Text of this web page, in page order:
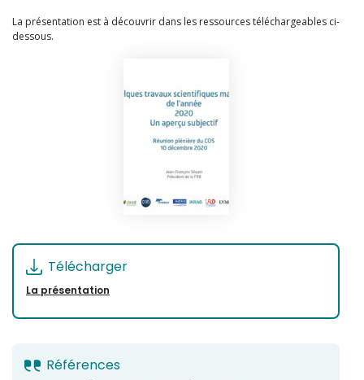
La présentation est à découvrir dans les ressources téléchargeables ci-
dessous.
Télécharger
La présentation
Références